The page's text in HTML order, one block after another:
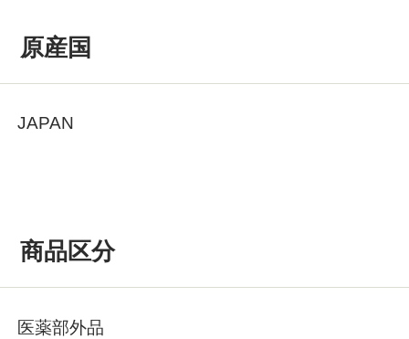
原産国
JAPAN
商品区分
医薬部外品